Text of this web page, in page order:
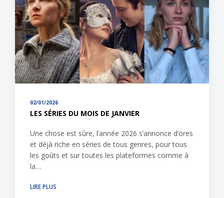
02/01/2026
LES SÉRIES DU MOIS DE JANVIER
Une chose est sûre, l’année 2026 s’annonce d’ores
et déjà riche en séries de tous genres, pour tous
les goûts et sur toutes les plateformes comme à
la…
LIRE PLUS